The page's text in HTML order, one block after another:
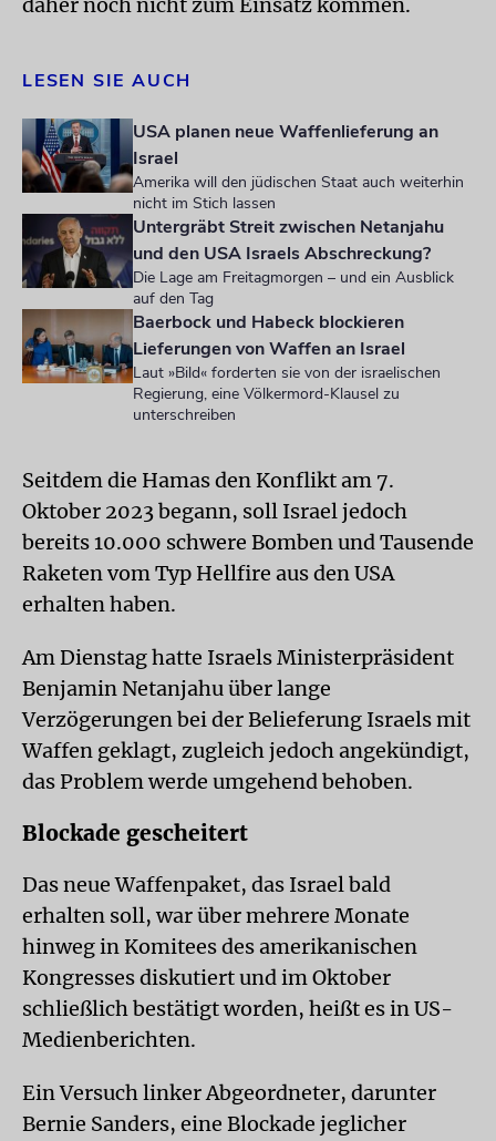
LESEN SIE AUCH
USA planen neue Waffenlieferung an
Israel
Amerika will den jüdischen Staat auch weiterhin
nicht im Stich lassen
Untergräbt Streit zwischen Netanjahu
und den USA Israels Abschreckung?
Die Lage am Freitagmorgen – und ein Ausblick
auf den Tag
Baerbock und Habeck blockieren
Lieferungen von Waffen an Israel
Laut »Bild« forderten sie von der israelischen
Regierung, eine Völkermord-Klausel zu
unterschreiben
Seitdem die Hamas den Konflikt am 7.
Oktober 2023 begann, soll Israel jedoch
bereits 10.000 schwere Bomben und Tausende
Raketen vom Typ Hellfire aus den USA
erhalten haben.
Am Dienstag hatte Israels Ministerpräsident
Benjamin Netanjahu über lange
Verzögerungen bei der Belieferung Israels mit
Waffen geklagt, zugleich jedoch angekündigt,
das Problem werde umgehend behoben.
Blockade gescheitert
Das neue Waffenpaket, das Israel bald
erhalten soll, war über mehrere Monate
hinweg in Komitees des amerikanischen
Kongresses diskutiert und im Oktober
schließlich bestätigt worden, heißt es in US-
Medienberichten.
Ein Versuch linker Abgeordneter, darunter
Bernie Sanders, eine Blockade jeglicher